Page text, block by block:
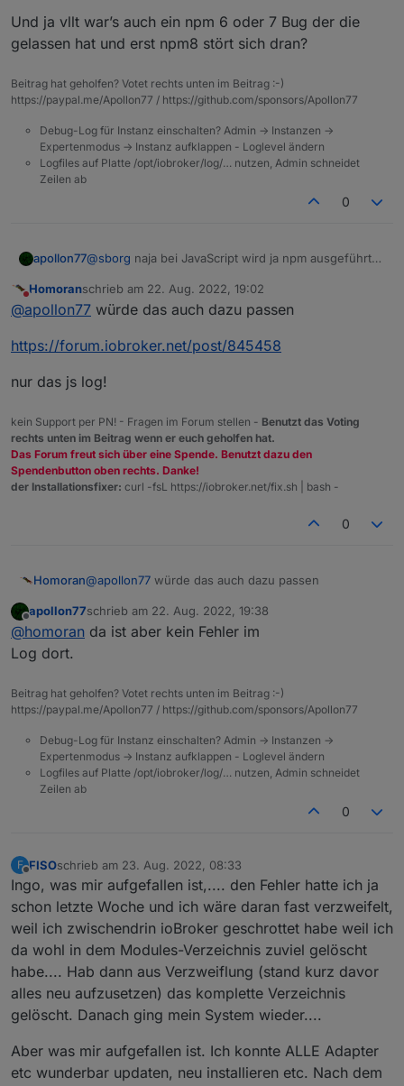
Und ja vllt war’s auch ein npm 6 oder 7 Bug der die
gelassen hat und erst npm8 stört sich dran?
Beitrag hat geholfen? Votet rechts unten im Beitrag :-)
https://paypal.me/Apollon77 / https://github.com/sponsors/Apollon77
Debug-Log für Instanz einschalten? Admin -> Instanzen ->
Expertenmodus -> Instanz aufklappen - Loglevel ändern
Logfiles auf Platte /opt/iobroker/log/… nutzen, Admin schneidet
Zeilen ab
0
apollon77@sborg naja bei JavaScript wird ja npm ausgeführt
definierten Pakete zu installieren.
Also entweder irgendwelche automatischen restarts
vllt oder vllt JavaScript Adapter mal gecrasht und
gelassen hat und erst npm8 stört sich dran?
Nicht stören
Homoranschrieb am 22. Aug. 2022, 19:02
zuletzt editiert von
@apollon77 würde das auch dazu passen
https://forum.iobroker.net/post/845458
nur das js log!
kein Support per PN! - Fragen im Forum stellen - Benutzt das Voting
rechts unten im Beitrag wenn er euch geholfen hat.
Das Forum freut sich über eine Spende. Benutzt dazu den
Spendenbutton oben rechts. Danke!
der Installationsfixer: curl -fsL https://iobroker.net/fix.sh | bash -
0
Homoran@apollon77 würde das auch dazu passen
https://forum.iobroker.net/post/845458
Offline
apollon77schrieb am 22. Aug. 2022, 19:38
zuletzt editiert von
@homoran da ist aber kein Fehler im
Log dort.
Beitrag hat geholfen? Votet rechts unten im Beitrag :-)
https://paypal.me/Apollon77 / https://github.com/sponsors/Apollon77
Debug-Log für Instanz einschalten? Admin -> Instanzen ->
Expertenmodus -> Instanz aufklappen - Loglevel ändern
Logfiles auf Platte /opt/iobroker/log/… nutzen, Admin schneidet
Zeilen ab
0
F FISOschrieb am 23. Aug. 2022, 08:33
zuletzt editiert von
Ingo, was mir aufgefallen ist,.... den Fehler hatte ich ja
schon letzte Woche und ich wäre daran fast verzweifelt,
weil ich zwischendrin ioBroker geschrottet habe weil ich
da wohl in dem Modules-Verzeichnis zuviel gelöscht
habe.... Hab dann aus Verzweiflung (stand kurz davor
alles neu aufzusetzen) das komplette Verzeichnis
gelöscht. Danach ging mein System wieder....
Aber was mir aufgefallen ist. Ich konnte ALLE Adapter
etc wunderbar updaten, neu installieren etc. Nach dem